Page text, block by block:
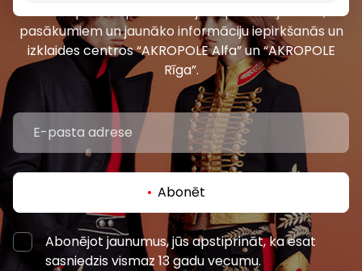
Uzzini pirmais par labākajiem piedāvājumiem,
pasākumiem un jaunāko informāciju iepirkšanās un
izklaides centros “AKROPOLE Alfa” un “AKROPOLE
Rīga”.
Abonēt
Abonējot jaunumus, jūs apstiprināt, ka esat
sasniedzis vismaz 13 gadu vecumu.